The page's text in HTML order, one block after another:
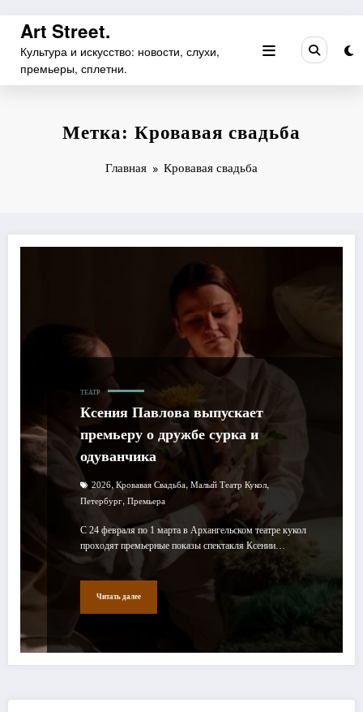
Перейти
содержимому
Art Street.
Культура и искусство: новости, слухи,
премьеры, сплетни.
Метка: Кровавая свадьба
Главная Кровавая свадьба
ТЕАТР
Ксения Павлова выпускает
премьеру о дружбе сурка и
одуванчика
2026, Кровавая Свадьба, Малый Театр Кукол,
Петербург, Премьера
С 24 февраля по 1 марта в Архангельском театре кукол
проходят премьерные показы спектакля Ксении…
Читать далее